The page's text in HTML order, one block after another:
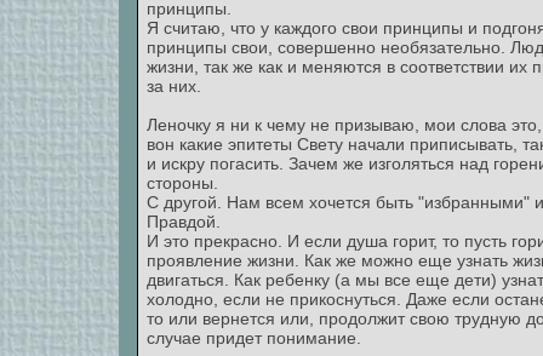
принципы.
Я считаю, что у каждого свои принципы и
принципы свои, совершенно необязательно.
жизни, так же как и меняются в соответствии их
за них.
Леночку я ни к чему не призываю, мои слова
вон какие эпитеты Свету начали приписывать,
и искру погасить. Зачем же изголяться над
стороны.
С другой. Нам всем хочется быть "избранными"
Правдой.
И это прекрасно. И если душа горит, то пусть
проявление жизни. Как же можно еще узнать
двигаться. Как ребенку (а мы все еще дети)
холодно, если не прикоснуться. Даже если
то или вернется или, продолжит свою трудную
случае придет понимание.